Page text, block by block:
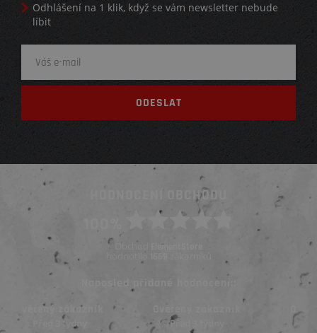
Odhlášení na 1 klik, když se vám newsletter nebude
líbit
HODNOCENÍ OBCHODU
Obchod ElementStore
hodnotilo
Naposled přidané hodnocení::
Ověřený zákazník
Před 3 týdny